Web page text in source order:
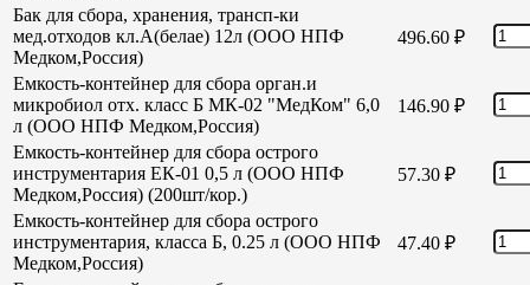
Бак для сбора, хранения, трансп-ки
мед.отходов кл.А(белае) 12л (ООО НПФ
Медком,Россия)
496.60 ₽
Емкость-контейнер для сбора орган.и
микробиол отх. класс Б МК-02 "МедКом" 6,0
л (ООО НПФ Медком,Россия)
146.90 ₽
Емкость-контейнер для сбора острого
инструментария ЕК-01 0,5 л (ООО НПФ
Медком,Россия) (200шт/кор.)
57.30 ₽
Емкость-контейнер для сбора острого
инструментария, класса Б, 0.25 л (ООО НПФ
Медком,Россия)
47.40 ₽